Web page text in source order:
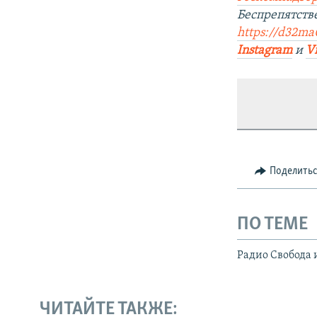
https://
Instagramи
ПО ТЕМЕ
Радио Свобода
ЧИТАЙТЕ ТАКЖЕ: